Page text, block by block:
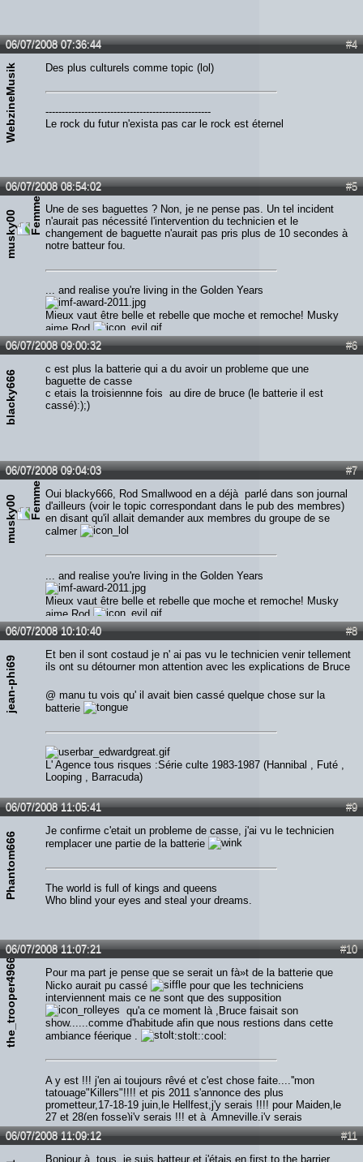
#4
06/07/2008 07:36:44
WebzineMusik Des plus culturels comme topic (lol)
---------------------------------------------------
Le rock du futur n'exista pas car le rock est éternel
#5
06/07/2008 08:54:02
musky00
Une de ses baguettes ? Non, je ne pense pas. Un tel incident
n'aurait pas nécessité l'intervention du technicien et le
changement de baguette n'aurait pas pris plus de 10 secondes à
notre batteur fou.
... and realise you're living in the Golden Years
Mieux vaut être belle et rebelle que moche et remoche! Musky
aime Rod
#6
06/07/2008 09:00:32
blacky666
c est plus la batterie qui a du avoir un probleme que une
baguette de casse
c etais la troisiennne fois au dire de bruce (le batterie il est
cassé):);)
#7
06/07/2008 09:04:03
musky00
Oui blacky666, Rod Smallwood en a déjà parlé dans son journal
d'ailleurs (voir le topic correspondant dans le pub des membres)
en disant qu'il allait demander aux membres du groupe de se
calmer
... and realise you're living in the Golden Years
Mieux vaut être belle et rebelle que moche et remoche! Musky
aime Rod
#8
06/07/2008 10:10:40
jean-phi69
Et ben il sont costaud je n' ai pas vu le technicien venir tellement
ils ont su détourner mon attention avec les explications de Bruce
@ manu tu vois qu' il avait bien cassé quelque chose sur la
batterie
L' Agence tous risques :Série culte 1983-1987 (Hannibal , Futé ,
Looping , Barracuda)
#9
06/07/2008 11:05:41
Phantom666
Je confirme c'etait un probleme de casse, j'ai vu le technicien
remplacer une partie de la batterie
The world is full of kings and queens
Who blind your eyes and steal your dreams.
#10
06/07/2008 11:07:21
the_trooper49666
Pour ma part je pense que se serait un fà»t de la batterie que
Nicko aurait pu cassé
pour que les techniciens
interviennent mais ce ne sont que des supposition
qu'a ce moment là ,Bruce faisait son
show......comme d'habitude afin que nous restions dans cette
ambiance féerique .
:stolt::cool:
A y est !!! j'en ai toujours rêvé et c'est chose faite....''mon
tatouage"Killers"!!!! et pis 2011 s'annonce des plus
prometteur,17-18-19 juin,le Hellfest,j'y serais !!!! pour Maiden,le
27 et 28(en fosse)j'y serais !!! et à Amneville,j'y serais
également !!!!! alors qui m'aime me suive...Screammmmm
Forrrrr Meeeee!!!!!!
#11
06/07/2008 11:09:12
Bonjour à tous, je suis batteur et j'étais en first to the barrier